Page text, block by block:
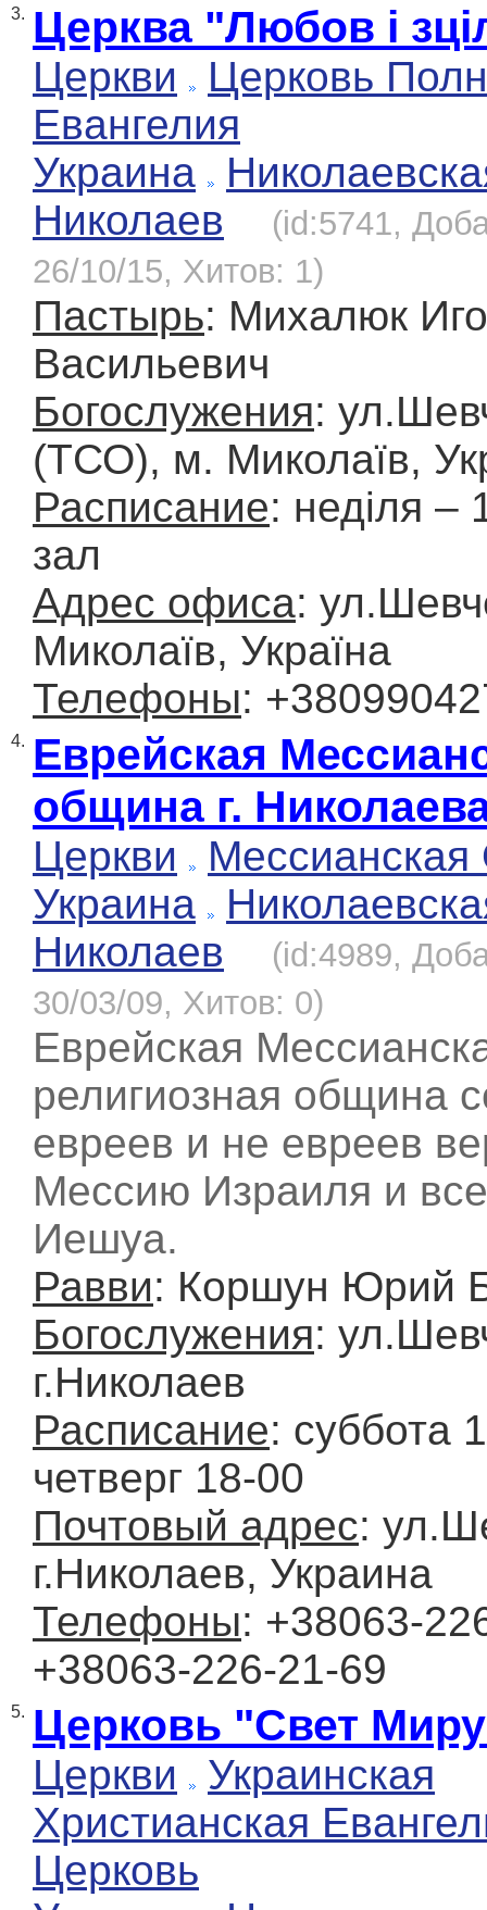
3. Церква "Любов і
Церкви
Церковь
Евангелия
Украина
Николаев
(id:5741,
26/10/15, Хитов: 1)
Пастырь: Михалюк
Васильевич
Богослужения:
(ТСО), м. Миколаїв,
Расписание: неділя –
зал
Адрес офиса:
Миколаїв, Україна
Телефоны:
4. Еврейская
община г.
Церкви
Украина
Николаев
(id:4989,
30/03/09, Хитов: 0)
Еврейская
религиозная община
евреев и не евреев
Мессию Израиля и
Иешуа.
Равви: Коршун Юрий
Богослужения:
г.Николаев
Расписание: суббота
четверг 18-00
Почтовый адрес:
г.Николаев, Украина
Телефоны: +38063-
+38063-226-21-69
5. Церковь "Свет
Церкви
Украинская
Христианская
Церковь